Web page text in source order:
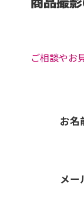
ご相談やお
お名
メー